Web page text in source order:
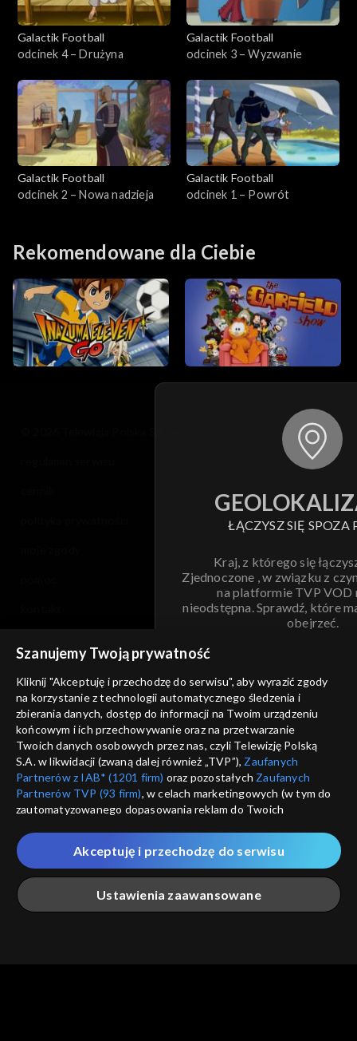
Galactik Football
odcinek 4 – Drużyna
Galactik Football
odcinek 3 – Wyzwanie
Galactik Football
odcinek 2 – Nowa nadzieja
Galactik Football
odcinek 1 – Powrót
Rekomendowane dla Ciebie
ŁĄCZYSZ SIĘ SPOZA
Kraj, z którego się
Zjednoczone , w związku z
na platformie TVP VOD
nieodstępna. Sprawdź, które
obejrzeć.
ANULUJ
informacje o dostawcy usług
Szanujemy Twoją prywatność
Kliknij "Akceptuję i przechodzę do serwisu", aby wyrazić zgody
na korzystanie z technologii automatycznego śledzenia i
zbierania danych, dostęp do informacji na Twoim urządzeniu
końcowym i ich przechowywanie oraz na przetwarzanie
Twoich danych osobowych przez nas, czyli Telewizję Polską
S.A. w likwidacji (zwaną dalej również „TVP”), Zaufanych
Partnerów z IAB* (1201 firm) oraz pozostałych Zaufanych
Partnerów TVP (93 firm), w celach marketingowych (w tym do
zautomatyzowanego dopasowania reklam do Twoich
które wskazujemy poniżej, a także zgody na udostępnianie
przez nas identyfikatora PPID do Google.
Twoje dane osobowe zbierane podczas odwiedzania przez
Ciebie naszych
poszczególnych serwisówzwanych dalej
„Portalem”, w tym informacje zapisywane za pomocą
Ustawienia zaawansowane
Akceptuję i przechodzę do serwisu